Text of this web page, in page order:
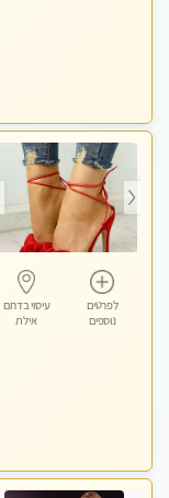
לפרטים
נוספים
עיסוי בדרום
אילת